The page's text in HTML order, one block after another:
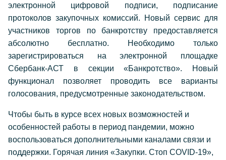
электронной цифровой подписи, подписание
протоколов закупочных комиссий. Новый сервис для
участников торгов по банкротству предоставляется
абсолютно бесплатно. Необходимо только
зарегистрироваться на электронной площадке
Сбербанк-АСТ в секции «Банкротство». Новый
функционал позволяет проводить все варианты
голосования, предусмотренные законодательством.
Чтобы быть в курсе всех новых возможностей и
особенностей работы в период пандемии, можно
воспользоваться дополнительными каналами связи и
поддержки. Горячая линия «Закупки. Стоп COVID-19»,